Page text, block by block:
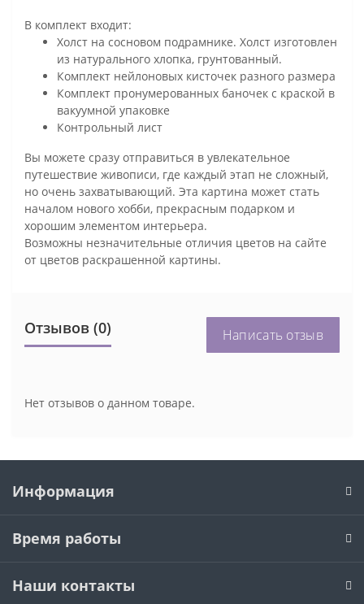
В комплект входит:
Холст на сосновом подрамнике. Холст изготовлен
из натурального хлопка, грунтованный.
Комплект нейлоновых кисточек разного размера
Комплект пронумерованных баночек с краской в
вакуумной упаковке
Контрольный лист
Вы можете сразу отправиться в увлекательное
путешествие живописи, где каждый этап не сложный,
но очень захватывающий. Эта картина может стать
началом нового хобби, прекрасным подарком и
хорошим элементом интерьера.
Возможны незначительные отличия цветов на сайте
от цветов раскрашенной картины.
Отзывов (0) Написать отзыв
Нет отзывов о данном товаре.
Информация
Время работы
Наши контакты